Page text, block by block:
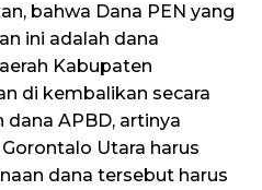
bahwa Dana PEN yang
ini adalah dana
Kabupaten
di kembalikan secara
APBD, artinya
Utara harus
dana tersebut harus